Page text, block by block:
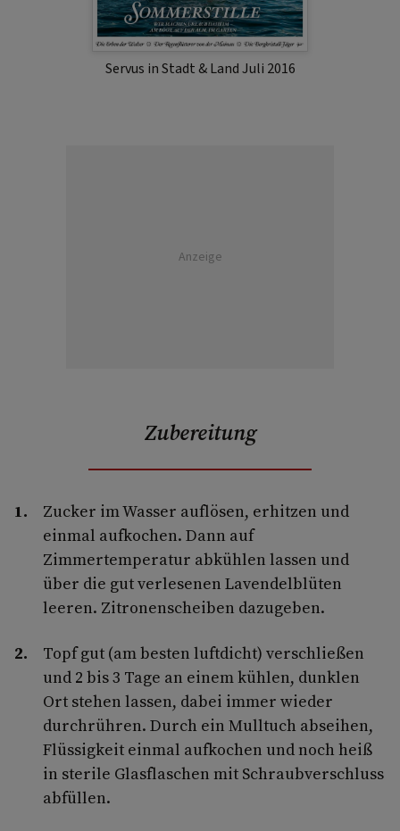
Servus in Stadt & Land Juli 2016
Anzeige
Zubereitung
Zucker im Wasser auflösen, erhitzen und
einmal aufkochen. Dann auf
Zimmertemperatur abkühlen lassen und
über die gut verlesenen Lavendelblüten
leeren. Zitronenscheiben dazugeben.
Topf gut (am besten luftdicht) verschließen
und 2 bis 3 Tage an einem kühlen, dunklen
Ort stehen lassen, dabei immer wieder
durchrühren. Durch ein Mulltuch abseihen,
Flüssigkeit einmal aufkochen und noch heiß
in sterile Glasflaschen mit Schraubverschluss
abfüllen.